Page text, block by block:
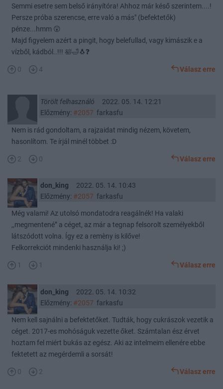
Semmi esetre sem belső irányítóra! Ahhoz már késő szerintem....!
Persze próba szerencse, erre való a más" (befektetők)
pénze...hmm 😲
Majd figyelem azért a pingit, hogy belefullad, vagy kimászik e a
vízből, kádból..!!! 🛀🛁🐧❓
0 4 Válasz erre
Törölt felhasználó
2022. 05. 14. 12:21
Előzmény: #2057 farkasfu
Nem is rád gondoltam, a rajzaidat mindig nézem, követem,
hasonlítom. Te írjál minél többet :D
2 0 Válasz erre
don_king
2022. 05. 14. 10:43
Előzmény: #2057 farkasfu
Még valami! Az utolsó mondatodra reagálnék! Ha valaki
,,megmentené” a céget, az már a tegnap felsorolt személyekből
látszódott volna. Így ez a remèny is kilőve!
Felkorrekciót mindenki használja ki! ;)
1 1 Válasz erre
don_king
2022. 05. 14. 10:32
Előzmény: #2057 farkasfu
Nem kell sajnálni a befektetőket. Tudták, hogy cukrászok vezetik a
céget. 2017-es mohóságuk vezette őket. Számtalan ész érvet
hoztam fel miért bukás az egész. Aki az intelmeim ellenére ebbe
fektetett az megérdemli a sorsát!
0 2 Válasz erre